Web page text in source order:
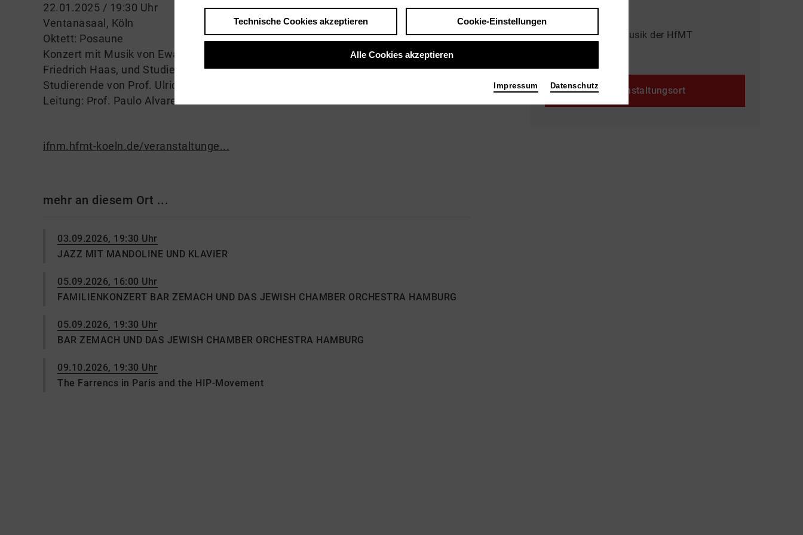
22.01.2025 / 19:30 Uhr
Ventanasaal, Köln
Oktett: Posaune
Konzert mit Musik von Ewa Jelinska, Folk Rabe, Pierre Jodlowski, Joan Tower, Georg
Friedrich Haas, und Studierende Komposition
Studierende von Prof. Ulrich Flad
Leitung: Prof. Paulo Alvares und Jun.-Prof. Dr. Thomas Moore
ifnm.hfmt-koeln.de/veranstaltunge...
mehr an diesem Ort ...
03.09.2026, 19:30 Uhr
JAZZ MIT MANDOLINE UND KLAVIER
05.09.2026, 16:00 Uhr
FAMILIENKONZERT BAR ZEMACH UND DAS JEWISH CHAMBER ORCHESTRA HAMBURG
05.09.2026, 19:30 Uhr
BAR ZEMACH UND DAS JEWISH CHAMBER ORCHESTRA HAMBURG
09.10.2026, 19:30 Uhr
The Farrencs in Paris and the HIP-Movement
Veranstalter
Institut für Neue Musik der HfMT
Veranstaltungsort
Technische Cookies akzeptieren Cookie-Einstellungen
Alle Cookies akzeptieren
Impressum Datenschutz